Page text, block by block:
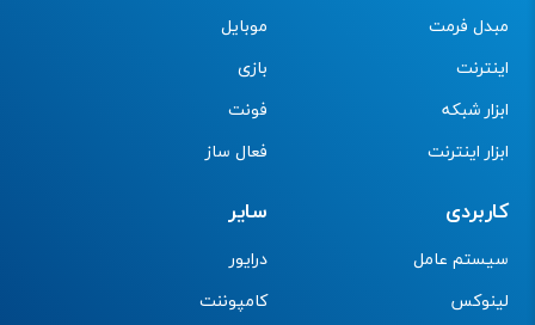
مبدل فرمت
اینترنت
ابزار شبکه
ابزار اینترنت
موبایل
بازی
فونت
فعال ساز
کاربردی
سیستم عامل
لینوکس
سایر
درایور
کامپوننت